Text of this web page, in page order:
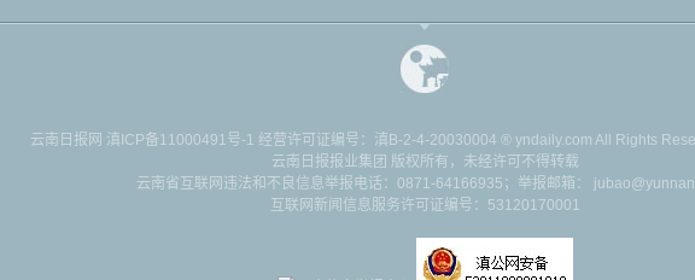
云南日报网 滇ICP备11000491号-1 经营许可证编号：滇B-2-4-20030004 ® yndaily.com All Rights
云南日报报业集团 版权所有，未经许可不得转载
云南省互联网违法和不良信息举报电话：0871-64166935；举报邮箱：
互联网新闻信息服务许可证编号：53120170001